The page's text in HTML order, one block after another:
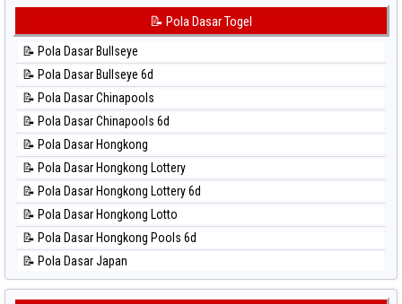
⚽ Bola Hitam Taiwan
📊 Statistik Kuda Lari
📊 Statistik Magnum Cambodia
📊 Statistik Nagoya
📊 Statistik New York Midday
📊 Statistik North Carolina Day
📊 Statistik Pcso
📊 Statistik Pennsylvania Day
📊 Statistik Sao Paulo
📊 Statistik Singapore
📊 Statistik Sydney
📊 Statistik Sydney Lottery
📝 Pola Dasar Togel
📝 Pola Dasar Bullseye
📝 Pola Dasar Bullseye 6d
📝 Pola Dasar Chinapools
📝 Pola Dasar Chinapools 6d
📝 Pola Dasar Hongkong
📝 Pola Dasar Hongkong Lottery
📝 Pola Dasar Hongkong Lottery 6d
📝 Pola Dasar Hongkong Lotto
📝 Pola Dasar Hongkong Pools 6d
📝 Pola Dasar Japan
📝 Pola Dasar Japan 6d